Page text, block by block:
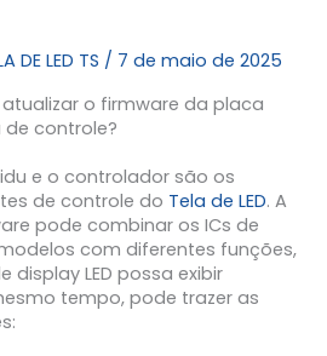
DE LED TS / 7 de maio de 2025
o firmware da placa
controle?
e o controlador são os
de controle do Tela de LED. A
pode combinar os ICs de
com diferentes funções,
LED possa exibir
tempo, pode trazer as